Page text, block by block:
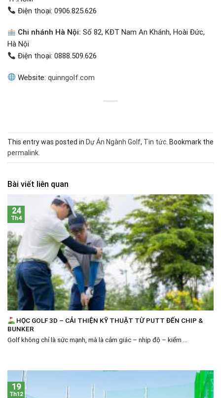
Điện thoại: 0906.825.626
Chi nhánh Hà Nội:Số 82, KĐT Nam An Khánh, Hoài Đức,
Hà Nội
Điện thoại: 0888.509.626
Website:quinngolf.com
This entry was posted in Dự Án Ngành Golf, Tin tức . Bookmark the
permalink
Bài viết liên quan
HỌC GOLF 3D – CẢI THIỆN KỸ THUẬT TỪ PUTT ĐẾN CHIP &
BUNKER
Golf không chỉ là sức mạnh, mà là cảm giác – nhịp độ – kiểm ...
24
Th4
19
Th12